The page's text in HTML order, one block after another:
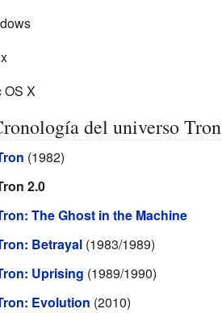
OS X
del universo Tron
(1982)
2.0
The Ghost in the Machine
Betrayal(1983/1989)
Uprising (1989/1990)
Evolution (2010)